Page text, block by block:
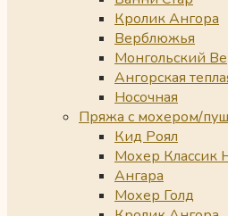
Кролик Ангора
Верблюжья
Монгольский
Ангорская
Носочная
Пряжа с мохером/
Кид Роял
Мохер Классик
Ангара
Мохер Голд